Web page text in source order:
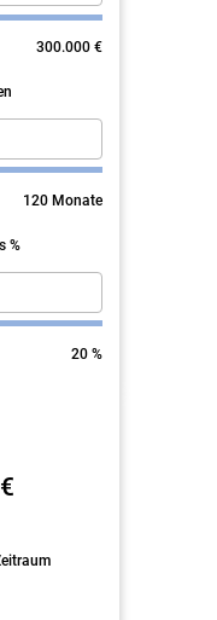
300.000 €
120 Monate
%
20 %
€